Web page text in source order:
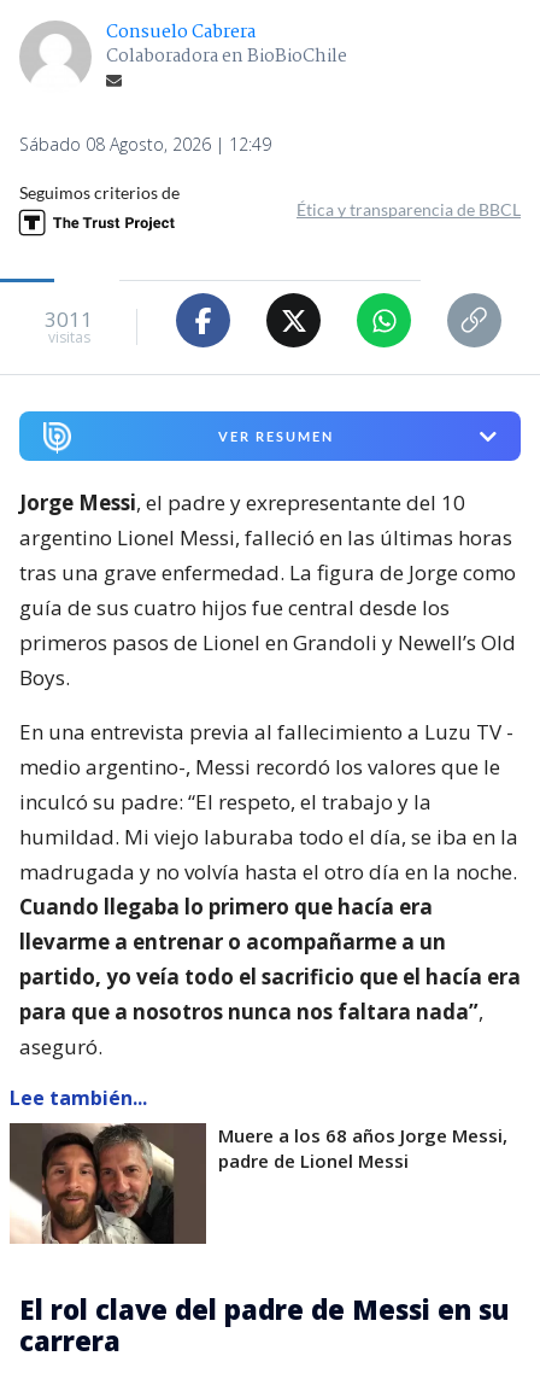
Consuelo Cabrera
Colaboradora en BioBioChile
Sábado 08 Agosto, 2026 | 12:49
Seguimos criterios de
Ética y transparencia de BBCL
3011
visitas
VER RESUMEN
Jorge Messi, el padre y exrepresentante del 10
argentino Lionel Messi, falleció en las últimas horas
tras una grave enfermedad. La figura de Jorge como
guía de sus cuatro hijos fue central desde los
primeros pasos de Lionel en Grandoli y Newell’s Old
Boys.
En una entrevista previa al fallecimiento a Luzu TV -
medio argentino-, Messi recordó los valores que le
inculcó su padre: “El respeto, el trabajo y la
humildad. Mi viejo laburaba todo el día, se iba en la
madrugada y no volvía hasta el otro día en la noche.
Cuando llegaba lo primero que hacía era
llevarme a entrenar o acompañarme a un
partido, yo veía todo el sacrificio que el hacía era
para que a nosotros nunca nos faltara nada”,
aseguró.
Lee también...
Muere a los 68 años Jorge Messi,
padre de Lionel Messi
El rol clave del padre de Messi en su
carrera